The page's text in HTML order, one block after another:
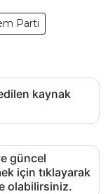
Parti
kaynak
güncel
için tıklayarak
olabilirsiniz.